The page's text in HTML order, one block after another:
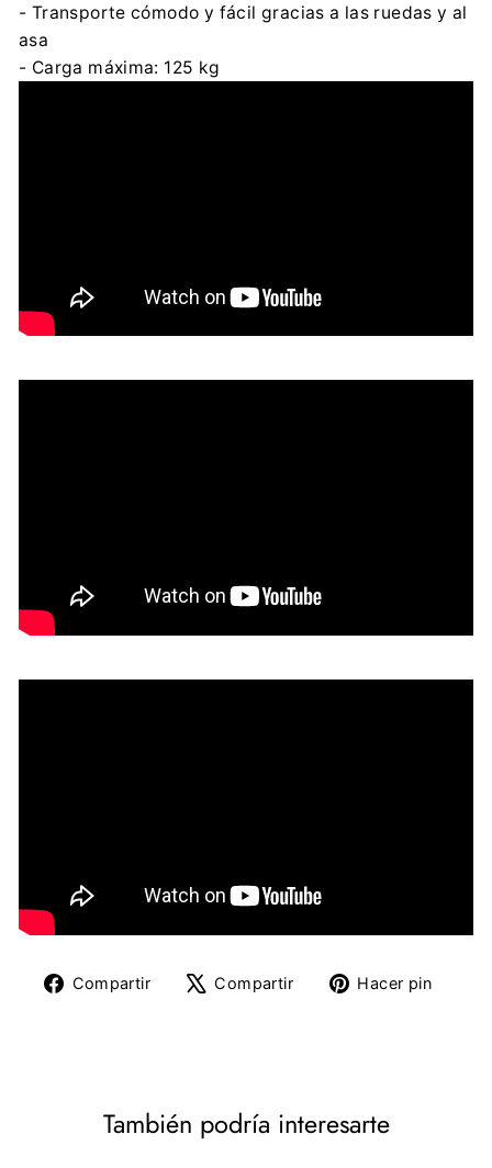
- Transporte cómodo y fácil gracias a las ruedas y al
asa
- Carga máxima: 125 kg
Compartir
CompartirCompartir
TuitearHacer pin
También podría interesarte